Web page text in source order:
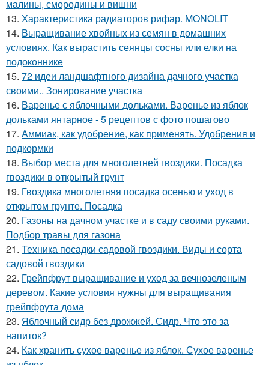
малины, смородины и вишни
13. Характеристика радиаторов рифар. MONOLIT
14. Выращивание хвойных из семян в домашних
условиях. Как вырастить сеянцы сосны или елки на
подоконнике
15. 72 идеи ландшафтного дизайна дачного участка
своими.. Зонирование участка
16. Варенье с яблочными дольками. Варенье из яблок
дольками янтарное - 5 рецептов с фото пошагово
17. Аммиак, как удобрение, как применять. Удобрения и
подкормки
18. Выбор места для многолетней гвоздики. Посадка
гвоздики в открытый грунт
19. Гвоздика многолетняя посадка осенью и уход в
открытом грунте. Посадка
20. Газоны на дачном участке и в саду своими руками.
Подбор травы для газона
21. Техника посадки садовой гвоздики. Виды и сорта
садовой гвоздики
22. Грейпфрут выращивание и уход за вечнозеленым
деревом. Какие условия нужны для выращивания
грейпфрута дома
23. Яблочный сидр без дрожжей. Сидр. Что это за
напиток?
24. Как хранить сухое варенье из яблок. Сухое варенье